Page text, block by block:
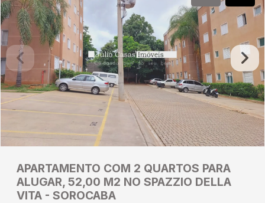
APARTAMENTO COM 2 QUARTOS PARA
ALUGAR, 52,00 M2 NO SPAZZIO DELLA
VITA - SOROCABA